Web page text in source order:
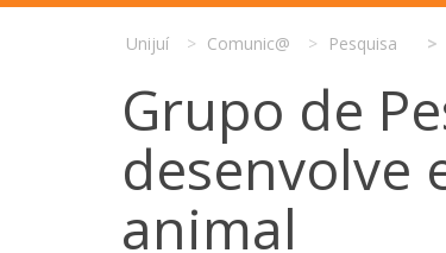
Unijuí Comunic@ Pesquisa
Grupo de
desenvolve
animal